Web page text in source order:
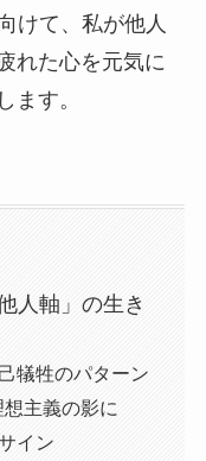
けて、私が他人
れた心を元気に
ます。
人軸」の生き
犠牲のパターン
主義の影に
イン